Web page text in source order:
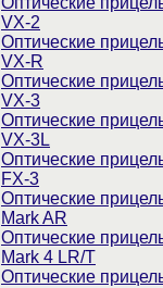
VX-2
Оптические
VX-R
Оптические
VX-3
Оптические
VX-3L
Оптические
FX-3
Оптические
Mark AR
Оптические
Mark 4 LR/T
Оптические